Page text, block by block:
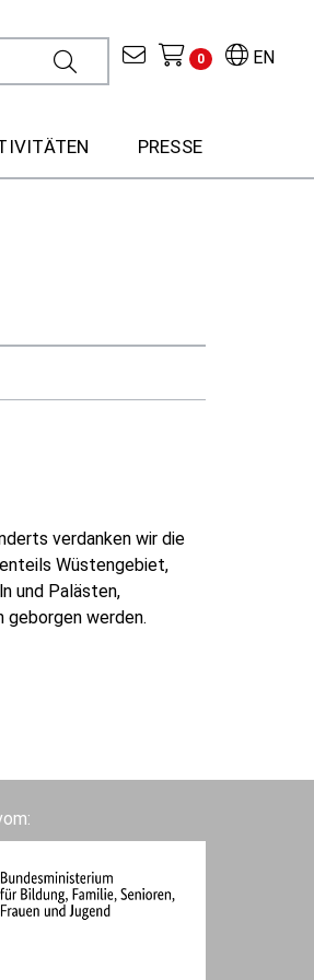
EN
0
PRESSE
verdanken wir die
Wüstengebiet,
und Palästen,
werden.